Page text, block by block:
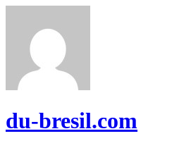
du-bresil.com